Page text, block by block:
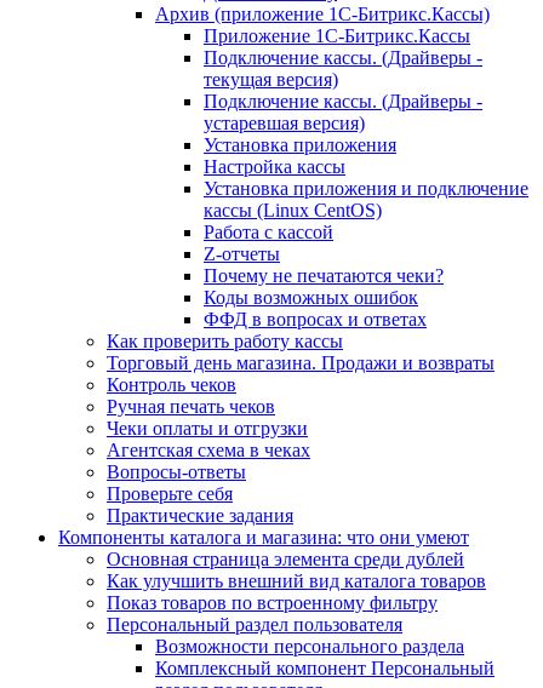
Архив (приложение 1С-Битрикс.Кассы)
Приложение 1С-Битрикс.Кассы
Подключение кассы. (Драйверы -
текущая версия)
Подключение кассы. (Драйверы -
устаревшая версия)
Установка приложения
Настройка кассы
Установка приложения и подключение
кассы (Linux CentOS)
Работа с кассой
Z-отчеты
Почему не печатаются чеки?
Коды возможных ошибок
ФФД в вопросах и ответах
Как проверить работу кассы
Торговый день магазина. Продажи и возвраты
Контроль чеков
Ручная печать чеков
Чеки оплаты и отгрузки
Агентская схема в чеках
Вопросы-ответы
Проверьте себя
Практические задания
Компоненты каталога и магазина: что они умеют
Основная страница элемента среди дублей
Как улучшить внешний вид каталога товаров
Показ товаров по встроенному фильтру
Персональный раздел пользователя
Возможности персонального раздела
Комплексный компонент Персональный